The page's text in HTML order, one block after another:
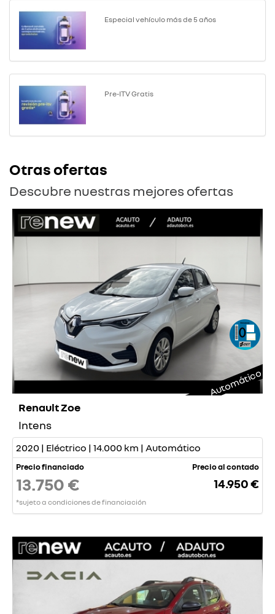
Especial vehículo más de 5 años
Pre-ITV Gratis
Otras ofertas
Descubre nuestras mejores ofertas
Automático
Renault Zoe
Intens
2020 | Eléctrico | 14.000 km | Automático
Precio financiado
13.750 €
*sujeto a condiciones de financiación
Precio al contado
14.950 €